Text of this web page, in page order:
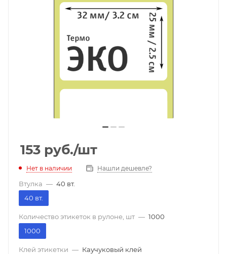
153 руб./шт
Нет в наличии Нашли дешевле?
Втулка — 40 вт.
40 вт.
Количество этикеток в рулоне, шт — 1000
1000
Клей этикетки — Каучуковый клей